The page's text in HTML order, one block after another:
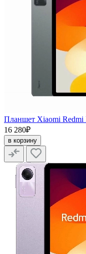
Планшет Xiaomi Redmi
16 280₽
в корзину